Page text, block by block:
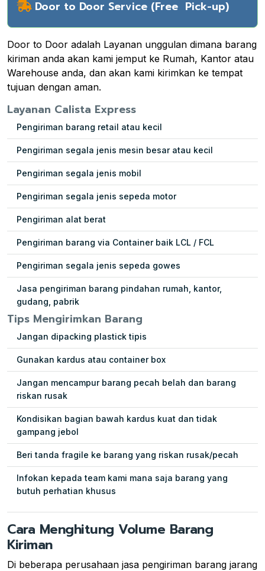
Door to Door Service (Free Pick-up)
Door to Door adalah Layanan unggulan dimana barang
kiriman anda akan kami jemput ke Rumah, Kantor atau
Warehouse anda, dan akan kami kirimkan ke tempat
tujuan dengan aman.
Layanan Calista Express
Pengiriman barang retail atau kecil
Pengiriman segala jenis mesin besar atau kecil
Pengiriman segala jenis mobil
Pengiriman segala jenis sepeda motor
Pengiriman alat berat
Pengiriman barang via Container baik LCL / FCL
Pengiriman segala jenis sepeda gowes
Jasa pengiriman barang pindahan rumah, kantor,
gudang, pabrik
Tips Mengirimkan Barang
Jangan dipacking plastick tipis
Gunakan kardus atau container box
Jangan mencampur barang pecah belah dan barang
riskan rusak
Kondisikan bagian bawah kardus kuat dan tidak
gampang jebol
Beri tanda fragile ke barang yang riskan rusak/pecah
Infokan kepada team kami mana saja barang yang
butuh perhatian khusus
Cara Menghitung Volume Barang
Kiriman
Di beberapa perusahaan jasa pengiriman barang jarang